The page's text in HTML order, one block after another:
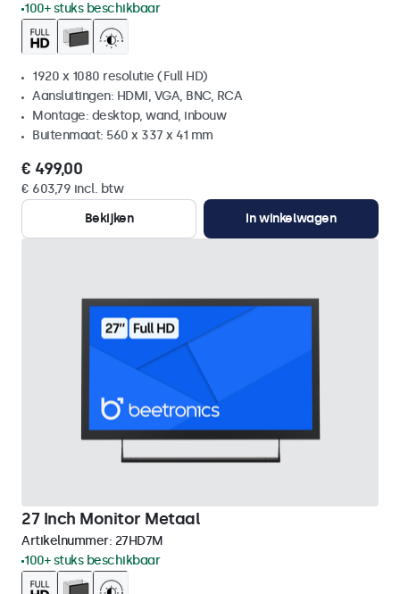
100+ stuks beschikbaar
1920 x 1080 resolutie (Full HD)
Aansluitingen: HDMI, VGA, BNC, RCA
Montage: desktop, wand, inbouw
Buitenmaat: 560 x 337 x 41 mm
€ 499,00
€ 603,79 incl. btw
Bekijken
In winkelwagen
27 Inch Monitor Metaal
Artikelnummer: 27HD7M
100+ stuks beschikbaar